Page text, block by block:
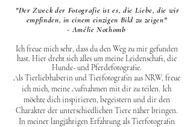
"Der Zweck der Fotografie ist es, die Liebe, die wir
empfinden, in einem einzigen Bild zu zeigen"
- Amélie Nothomb
Ich freue mich sehr, dass du den Weg zu mir gefunden
hast. Hier dreht sich alles um meineLeidenschaft, die
Hunde- und Pferdefotografie.
Als Tierliebhaberin und Tierfotografin aus NRW, freue
ich mich, meine Aufnahmen mit dir zu teilen. Ich
möchte dich inspirieren, begeistern und dir den
Charakter der unterschiedlichen Tiere näher bringen.
In meiner langjährigen Erfahrung als Tierfotografin